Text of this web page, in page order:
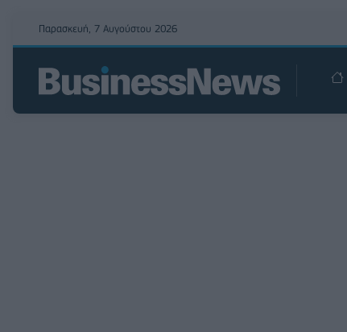
Παρασκευή, 7 Αυγούστου 2026